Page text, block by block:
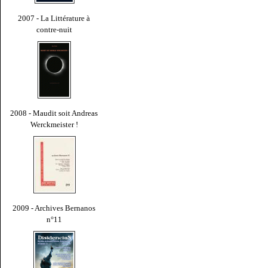
2007 - La Littérature à
contre-nuit
2008 - Maudit soit Andreas
Werckmeister !
2009 - Archives Bernanos
n°11